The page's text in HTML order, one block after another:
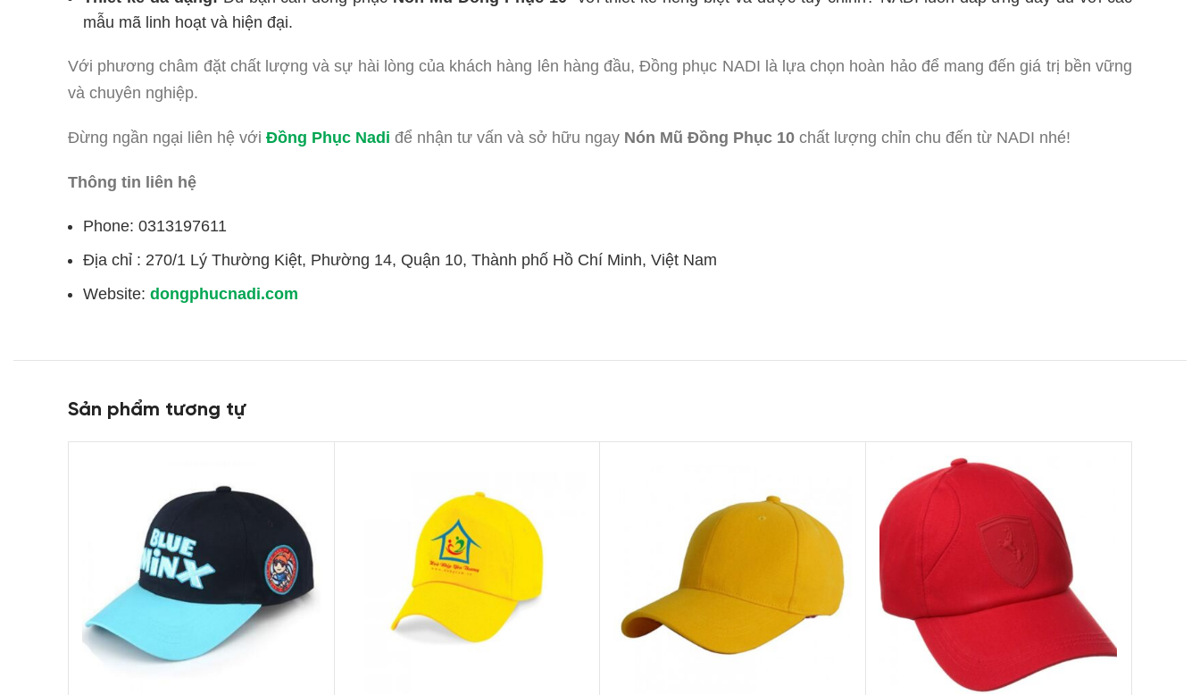
mẫu mã linh hoạt và hiện đại.
Với phương châm đặt chất lượng và sự hài lòng của khách hàng lên hàng đầu, Đồng phục NADI là lựa chọn hoàn hảo để mang đến giá trị bền vững
và chuyên nghiệp.
Đừng ngần ngại liên hệ với Đồng Phục Nadi để nhận tư vấn và sở hữu ngay Nón Mũ Đồng Phục 10 chất lượng chỉn chu đến từ NADI nhé!
Thông tin liên hệ
Phone: 0313197611
Địa chỉ : 270/1 Lý Thường Kiệt, Phường 14, Quận 10, Thành phố Hồ Chí Minh, Việt Nam
Website: dongphucnadi.com
Sản phẩm tương tự